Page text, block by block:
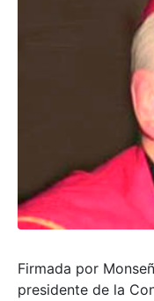
Firmada por
presidente de la